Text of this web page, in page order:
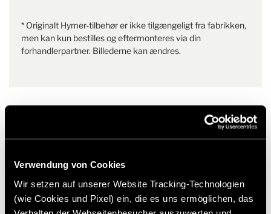
Verwendung von Cookies
Wir setzen auf unserer Website Tracking-Technologien
(wie Cookies und Pixel) ein, die es uns ermöglichen, das
* Originalt Hymer-tilbehør er ikke tilgængeligt fra fabrikken,
men kan kun bestilles og eftermonteres via din
forhandlerpartner. Billederne kan ændres.